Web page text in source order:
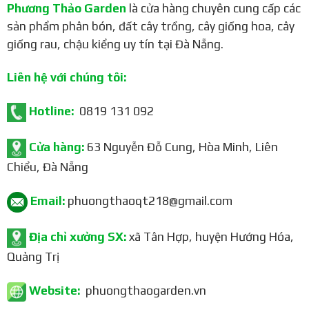
Phương Thảo Garden là cửa hàng chuyên cung cấp các
sản phẩm phân bón, đất cây trồng, cây giống hoa, cây
giống rau, chậu kiểng uy tín tại Đà Nẵng.
Liên hệ với chúng tôi:
Hotline:0819 131 092
Cửa hàng:63 Nguyễn Đỗ Cung, Hòa Minh, Liên
Chiểu, Đà Nẵng
Email:phuongthaoqt218@gmail.com
Địa chỉ xưởng SX:xã Tân Hợp, huyện Hướng Hóa,
Quảng Trị
Website:phuongthaogarden.vn